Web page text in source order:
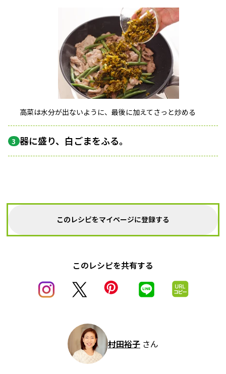
高菜は水分が出ないように、最後に加えてさっと炒める
3 器に盛り、白ごまをふる。
このレシピをマイページに登録する
このレシピを共有する
村田裕子 さん